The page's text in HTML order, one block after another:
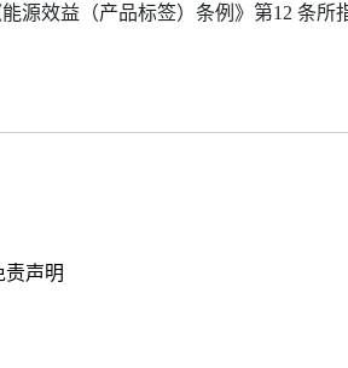
源效益（产品标签）条例》第12 条
责声明